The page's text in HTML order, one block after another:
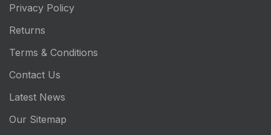
Privacy Policy
Returns
Terms & Conditions
Contact Us
Latest News
Our Sitemap